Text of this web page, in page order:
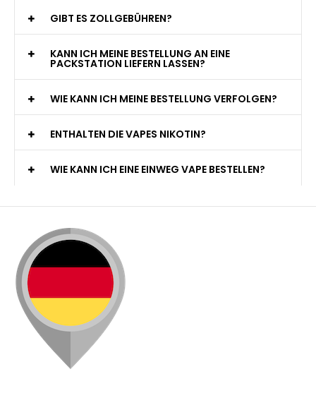
GIBT ES ZOLLGEBÜHREN?
KANN ICH MEINE BESTELLUNG AN EINE
PACKSTATION LIEFERN LASSEN?
WIE KANN ICH MEINE BESTELLUNG VERFOLGEN?
ENTHALTEN DIE VAPES NIKOTIN?
WIE KANN ICH EINE EINWEG VAPE BESTELLEN?